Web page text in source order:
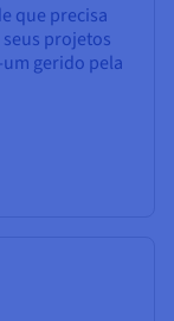
que precisa
projetos
gerido pela